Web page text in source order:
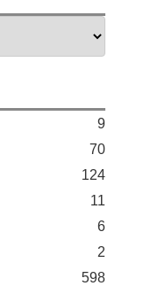
9
70
124
11
6
2
598